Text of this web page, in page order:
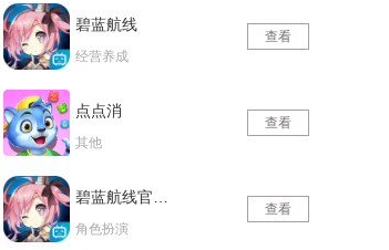
碧蓝航线
经营养成
查看
点点消
其他
查看
角色扮演
查看